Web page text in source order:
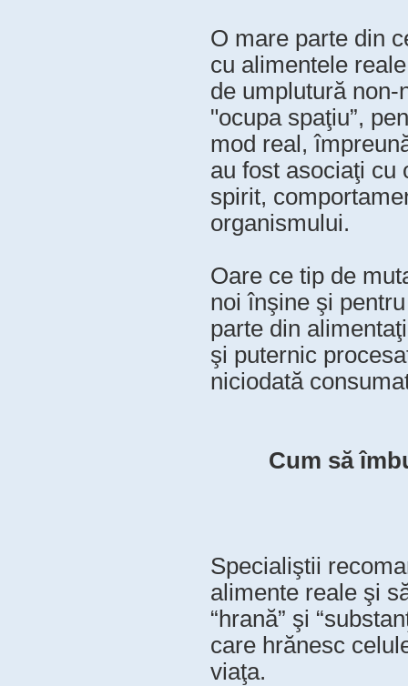
O mare parte din
cu alimentele
de umplutură
"ocupa spaţiu”,
mod real,
au fost asociaţi cu
spirit,
organismului.
Oare ce tip de
noi înşine şi
parte din
şi puternic
niciodată
Cum să
Specialiştii
alimente reale şi
“hrană” şi
care hrănesc
viaţa.